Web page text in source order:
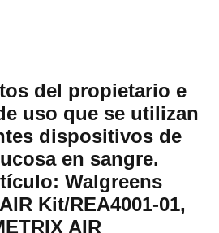
del propietario e
uso que se utilizan
dispositivos de
en sangre.
Walgreens
Kit/REA4001-01,
AIR